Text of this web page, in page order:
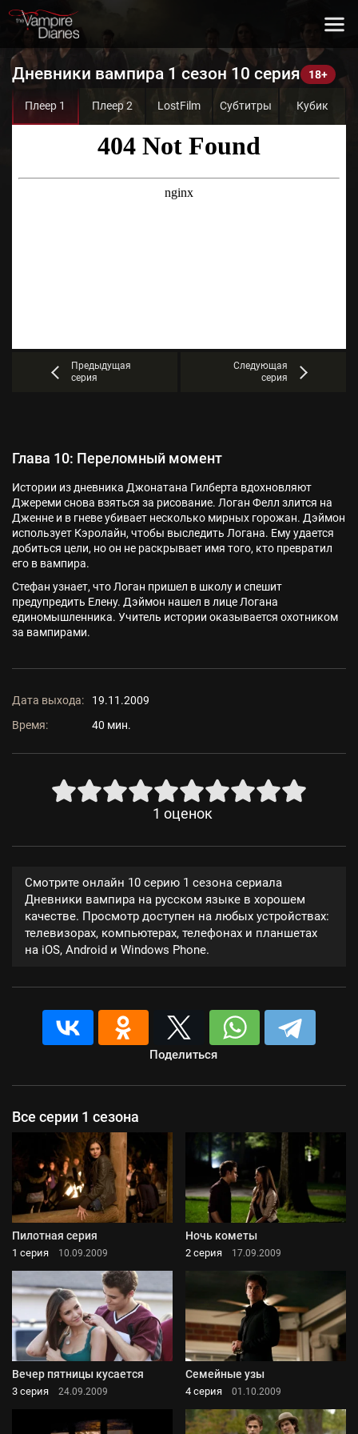
Дневники вампира 1 сезон 10 серия
Плеер 1 Плеер 2 LostFilm Субтитры Кубик
Предыдущая
серия
Следующая
серия
Глава 10: Переломный момент
Истории из дневника Джонатана Гилберта вдохновляют
Джереми снова взяться за рисование. Логан Фелл злится на
Дженне и в гневе убивает несколько мирных горожан. Дэймон
использует Кэролайн, чтобы выследить Логана. Ему удается
добиться цели, но он не раскрывает имя того, кто превратил
его в вампира.
Стефан узнает, что Логан пришел в школу и спешит
предупредить Елену. Дэймон нашел в лице Логана
единомышленника. Учитель истории оказывается охотником
за вампирами.
Дата выхода:
19.11.2009
Время:
40 мин.
1 оценок
Смотрите онлайн 10 серию 1 сезона сериала
Дневники вампира на русском языке в хорошем
качестве. Просмотр доступен на любых устройствах:
телевизорах, компьютерах, телефонах и планшетах
на iOS, Android и Windows Phone.
Поделиться
Все серии 1 сезона
Пилотная серия
1 серия 10.09.2009
Ночь кометы
2 серия 17.09.2009
Вечер пятницы кусается
3 серия 24.09.2009
Семейные узы
4 серия 01.10.2009